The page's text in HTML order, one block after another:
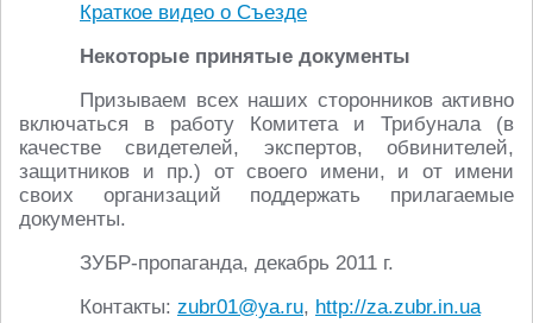
Краткое видео о Съезде
Некоторые принятые документы
Призываем всех наших сторонников активно
включаться в работу Комитета и Трибунала (в
качестве свидетелей, экспертов, обвинителей,
защитников и пр.) от своего имени, и от имени
своих организаций поддержать прилагаемые
документы.
ЗУБР-пропаганда, декабрь 2011 г.
Контакты: zubr01@ya.ru, http://za.zubr.in.ua